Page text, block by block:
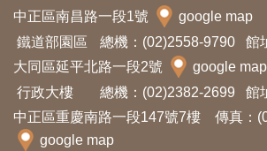
導
覽
En
glis
h
日
本
語
中正區南昌路一段1號
google map
鐵道部園區
總機：(02)2558-9790
館
大同區延平北路一段2號
google map
行政大樓
總機：(02)2382-2699
館
中正區重慶南路一段147號7樓 傳真：
google map